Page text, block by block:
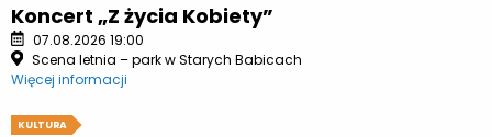
Koncert „Z życia Kobiety”
07.08.2026 19:00
Scena letnia – park w Starych Babicach
Więcej informacji
KULTURA